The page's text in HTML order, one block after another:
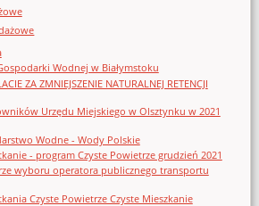
Wodnej w Białymstoku
ZA ZMNIEJSZENIE NATURALNEJ RETENCJI
Urzędu Miejskiego w Olsztynku w 2021
Wodne - Wody Polskie
- program Czyste Powietrze grudzień 2021
wyboru operatora publicznego transportu
Czyste Powietrze Czyste Mieszkanie